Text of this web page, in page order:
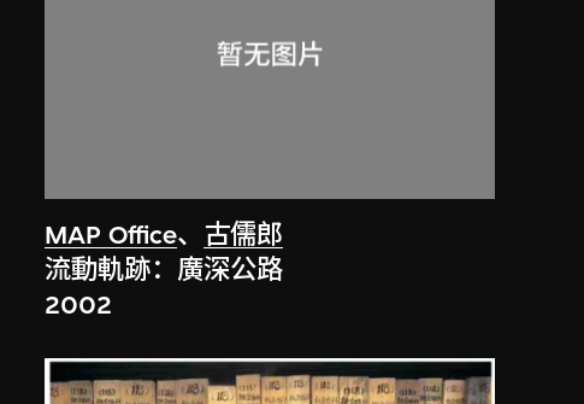
MAP Office、 古儒郎
流動軌跡：廣深公路
2002